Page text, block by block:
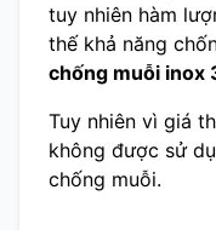
tuy nhiên hàm
thế khả năng
chống muỗi inox
Tuy nhiên vì giá
không được sử
chống muỗi.